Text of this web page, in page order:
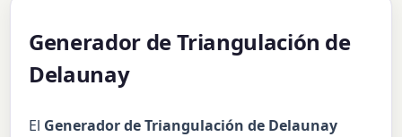
Generador de Triangulación de
Delaunay
El Generador de Triangulación de Delaunay